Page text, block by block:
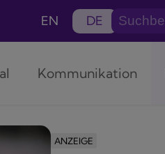
EN DE
Kommunikation
ANZEIGE